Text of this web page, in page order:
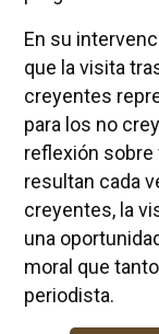
En su
que la visita
creyentes
para los no
reflexión sobre
resultan cada
creyentes, la
una
moral que
periodista.